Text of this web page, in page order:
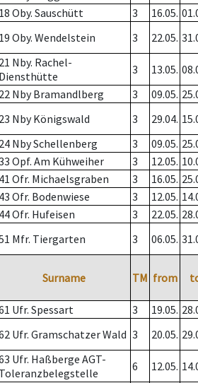
18 Oby. Sauschütt 3 16.05.
19 Oby. Wendelstein 3 22.05.
21 Nby. Rachel-
Diensthütte
3 13.05.
22 Nby Bramandlberg 3 09.05.
23 Nby Königswald 3 29.04.
24 Nby Schellenberg 3 09.05.
Opf. Am Kühweiher 3 12.05.
41 Ofr. Michaelsgraben 3 16.05.
43 Ofr. Bodenwiese 3 12.05.
44 Ofr. Hufeisen 3 22.05.
Mfr. Tiergarten 3 06.05.
Surname TM from
Ufr. Spessart 3 19.05.
Ufr. Gramschatzer Wald 3 20.05.
Ufr. Haßberge AGT-
Toleranzbelegstelle
6 12.05.